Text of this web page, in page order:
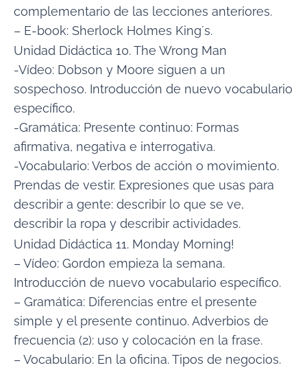
complementario de las lecciones anteriores.
– E-book: Sherlock Holmes King´s.
Unidad Didáctica 10. The Wrong Man
-Vídeo: Dobson y Moore siguen a un
sospechoso. Introducción de nuevo vocabulario
específico.
-Gramática: Presente continuo: Formas
afirmativa, negativa e interrogativa.
-Vocabulario: Verbos de acción o movimiento.
Prendas de vestir. Expresiones que usas para
describir a gente: describir lo que se ve,
describir la ropa y describir actividades.
Unidad Didáctica 11. Monday Morning!
– Vídeo: Gordon empieza la semana.
Introducción de nuevo vocabulario específico.
– Gramática: Diferencias entre el presente
simple y el presente continuo. Adverbios de
frecuencia (2): uso y colocación en la frase.
– Vocabulario: En la oficina. Tipos de negocios.